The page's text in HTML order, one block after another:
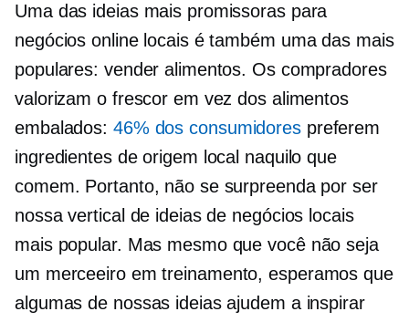
Uma das ideias mais promissoras para
negócios online locais é também uma das mais
populares: vender alimentos. Os compradores
valorizam o frescor em vez dos alimentos
embalados: 46% dos consumidorespreferem
ingredientes de origem local naquilo que
comem. Portanto, não se surpreenda por ser
nossa vertical de ideias de negócios locais
mais popular. Mas mesmo que você não seja
um merceeiro em treinamento, esperamos que
algumas de nossas ideias ajudem a inspirar